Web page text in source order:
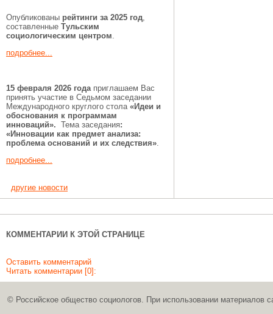
Опубликованы рейтинги за 2025 год,
составленные Тульским
социологическим центром.
подробнее...
15 февраля 2026 годаприглашаем Вас
принять участие в Седьмом заседании
Международного круглого стола«Идеи и
обоснования к программам
инноваций». Тема заседания:
«Инновации как предмет анализа:
проблема оснований и их следствия».
подробнее...
другие новости
КОММЕНТАРИИ К ЭТОЙ СТРАНИЦЕ
Оставить комментарий
Читать комментарии [0]:
© Российское общество социологов. При использовании материалов